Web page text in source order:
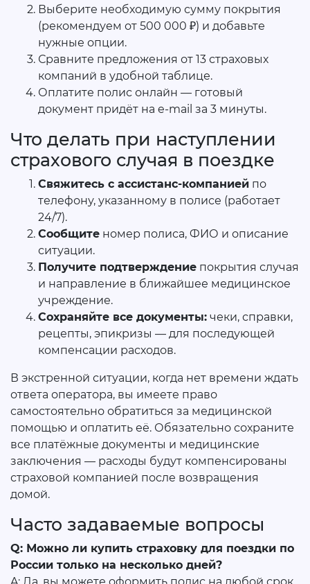
Выберите необходимую сумму покрытия
(рекомендуем от 500 000 ₽) и добавьте
нужные опции.
Сравните предложения от 13 страховых
компаний в удобной таблице.
Оплатите полис онлайн — готовый
документ придёт на e-mail за 3 минуты.
Что делать при наступлении
страхового случая в поездке
Свяжитесь с ассистанс-компанией по
телефону, указанному в полисе (работает
24/7).
Сообщите номер полиса, ФИО и описание
ситуации.
Получите подтверждение покрытия случая
и направление в ближайшее медицинское
учреждение.
Сохраняйте все документы: чеки, справки,
рецепты, эпикризы — для последующей
компенсации расходов.
В экстренной ситуации, когда нет времени ждать
ответа оператора, вы имеете право
самостоятельно обратиться за медицинской
помощью и оплатить её. Обязательно сохраните
все платёжные документы и медицинские
заключения — расходы будут компенсированы
страховой компанией после возвращения
домой.
Часто задаваемые вопросы
Q: Можно ли купить страховку для поездки по
России только на несколько дней?
A: Да, вы можете оформить полис на любой срок